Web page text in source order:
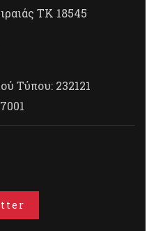
ΤΚ 18545
Τύπου: 232121